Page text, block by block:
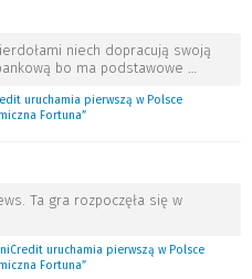
niech dopracują swoją
bo ma podstawowe …
uruchamia pierwszą w Polsce
Fortuna”
Ta gra rozpoczęła się w
uruchamia pierwszą w Polsce
Fortuna”